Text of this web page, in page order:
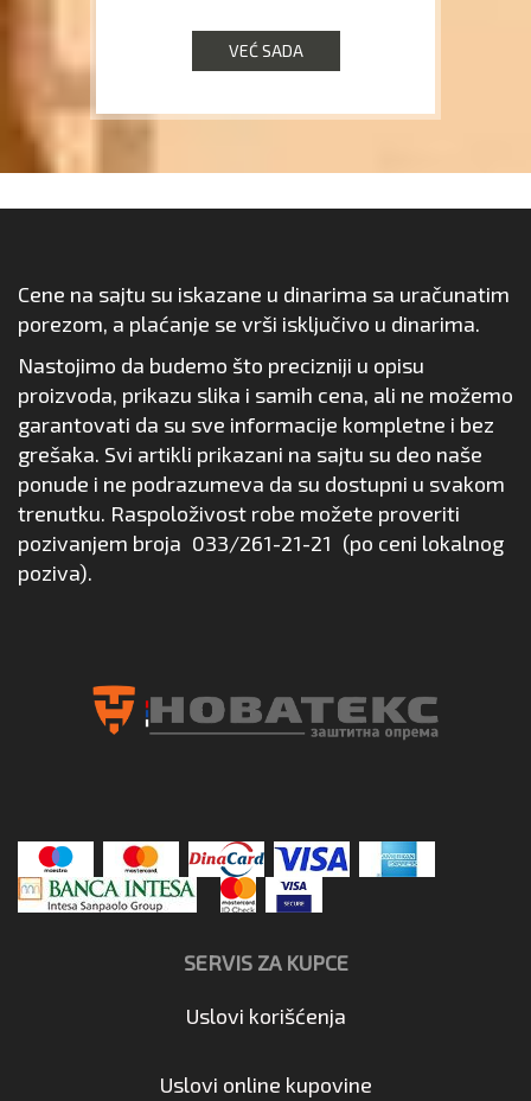
VEĆ SADA
Cene na sajtu su iskazane u dinarima sa uračunatim
porezom, a plaćanje se vrši isključivo u dinarima.
Nastojimo da budemo što precizniji u opisu
proizvoda, prikazu slika i samih cena, ali ne možemo
garantovati da su sve informacije kompletne i bez
grešaka. Svi artikli prikazani na sajtu su deo naše
ponude i ne podrazumeva da su dostupni u svakom
trenutku. Raspoloživost robe možete proveriti
pozivanjem broja 033/261-21-21 (po ceni lokalnog
poziva).
SERVIS ZA KUPCE
Uslovi korišćenja
Uslovi online kupovine